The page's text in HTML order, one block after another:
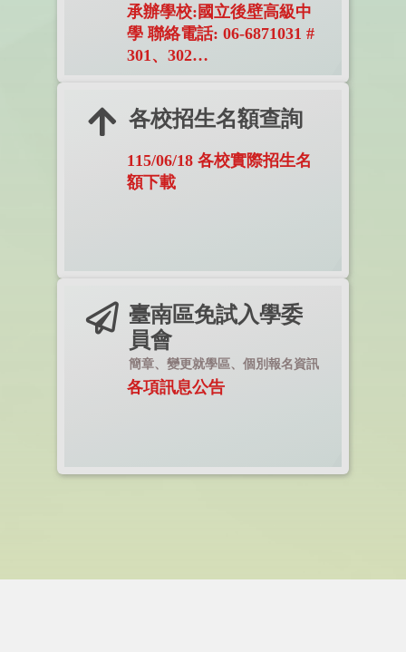
承辦學校:國立後壁高級中
學 聯絡電話: 06-6871031 #
301、302
報名日期:115/5/5~5/6
各校招生名額查詢
115/06/18 各校實際招生名
額下載
臺南區免試入學委
員會
簡章、變更就學區、個別報名資訊
各項訊息公告